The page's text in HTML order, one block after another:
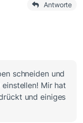
Antworte
schneiden und
Mir hat
und einiges